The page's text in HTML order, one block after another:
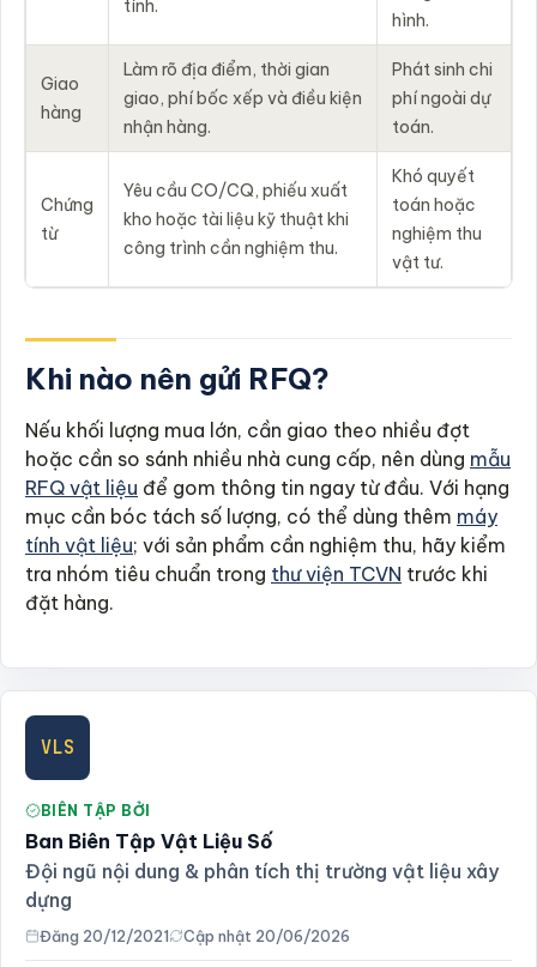
tính.
hình.
Giao
hàng
Làm rõ địa điểm, thời gian
giao, phí bốc xếp và điều kiện
nhận hàng.
Phát sinh chi
phí ngoài dự
toán.
Chứng
từ
Yêu cầu CO/CQ, phiếu xuất
kho hoặc tài liệu kỹ thuật khi
công trình cần nghiệm thu.
Khó quyết
toán hoặc
nghiệm thu
vật tư.
Khi nào nên gửi RFQ?
Nếu khối lượng mua lớn, cần giao theo nhiều đợt
hoặc cần so sánh nhiều nhà cung cấp, nên dùng mẫu
RFQ vật liệu để gom thông tin ngay từ đầu. Với hạng
mục cần bóc tách số lượng, có thể dùng thêm máy
tính vật liệu; với sản phẩm cần nghiệm thu, hãy kiểm
tra nhóm tiêu chuẩn trong thư viện TCVN trước khi
đặt hàng.
VLS
BIÊN TẬP BỞI
Ban Biên Tập Vật Liệu Số
Đội ngũ nội dung & phân tích thị trường vật liệu xây
dựng
Đăng 20/12/2021 Cập nhật 20/06/2026